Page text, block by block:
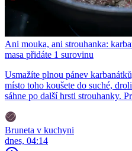
Ani mouka, ani strouhanka:
masa přidáte 1 surovinu
Usmažíte plnou pánev
místo toho koušete do suché,
sáhne po další hrsti strouhanky.
Bruneta v kuchyni
dnes, 04:14